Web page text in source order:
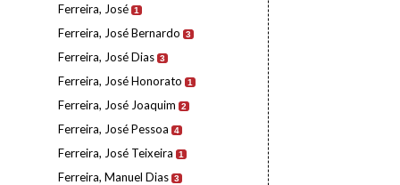
Ferreira, José 1
Ferreira, José Bernardo 3
Ferreira, José Dias 3
Ferreira, José Honorato 1
Ferreira, José Joaquim 2
Ferreira, José Pessoa 4
Ferreira, José Teixeira 1
Ferreira, Manuel Dias 3